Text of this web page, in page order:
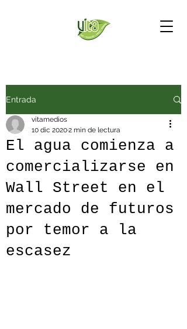
Entrada
El agua comienza a
comercializarse en
Wall Street en el
mercado de futuros
por temor a la
escasez
vitamedios
10 dic 20202 min de lectura